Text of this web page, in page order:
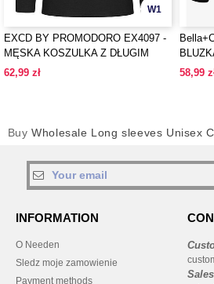
W1
EXCD BY PROMODORO EX4097 -
MĘSKA KOSZULKA Z DŁUGIM
RĘKAWEM
62,99 zł 58,99
BuyWholesale Long sleeves Unisex
INFORMATION
O Needen
Sledz moje zamowienie
Payment methods
Sales